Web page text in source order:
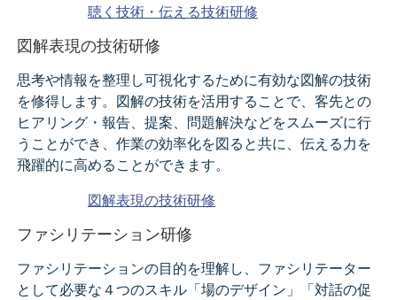
聴く技術・伝える技術研修
図解表現の技術研修
思考や情報を整理し可視化するために有効な図解の技術
を修得します。図解の技術を活用することで、客先との
ヒアリング・報告、提案、問題解決などをスムーズに行
うことができ、作業の効率化を図ると共に、伝える力を
飛躍的に高めることができます。
図解表現の技術研修
ファシリテーション研修
ファシリテーションの目的を理解し、ファシリテーター
として必要な４つのスキル「場のデザイン」「対話の促